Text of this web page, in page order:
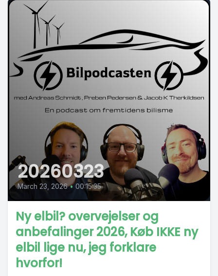
20260323
March 23, 2026 • 00:15:35
Ny elbil? overvejelser og
anbefalinger 2026, Køb IKKE ny
elbil lige nu, jeg forklare
hvorfor!